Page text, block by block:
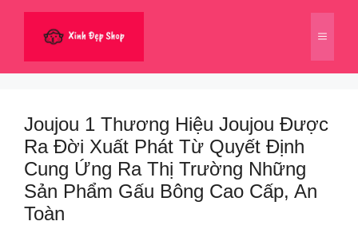
dung
Menu
Joujou 1 Thương Hiệu Joujou Được
Ra Đời Xuất Phát Từ Quyết Định
Cung Ứng Ra Thị Trường Những
Sản Phẩm Gấu Bông Cao Cấp, An
Toàn